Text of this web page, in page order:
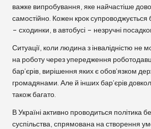
важке випробування, яке найчастіше
самостійно. Кожен крок супроводжується
– сходинки, в автобусі – незручні
Ситуації, коли людина з інвалідністю не
на роботу через упередження
бар’єрів, вирішення яких є обов’язком
громадянами. Але й інших бар’єрів
також багато.
В Україні активно проводиться політика
суспільства, спрямована на створення